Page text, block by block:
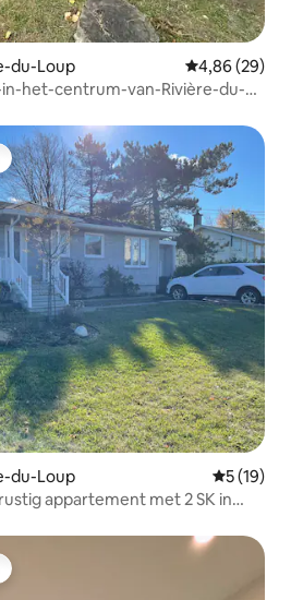
du-Loup Gemiddelde
4,86 (29)
het-centrum-van-Rivière-du-
du-Loup
5 (19)
appartement met 2 SK in